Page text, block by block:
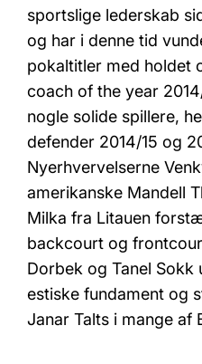
sportslige lederskab
og har i denne tid
pokaltitler med holdet
coach of the year
nogle solide spillere,
defender 2014/15 og
Nyerhvervelserne
amerikanske Mandell
Milka fra Litauen
backcourt og
Dorbek og Tanel
estiske fundament og
Janar Talts i mange af